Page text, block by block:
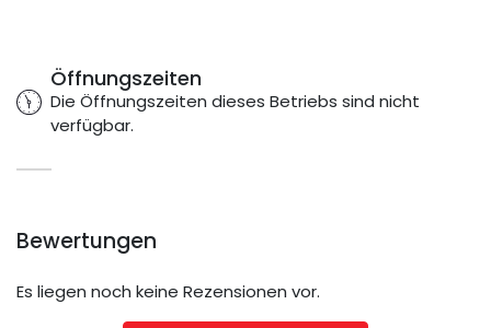
Öffnungszeiten
Die Öffnungszeiten dieses Betriebs sind nicht
verfügbar.
Bewertungen
Es liegen noch keine Rezensionen vor.